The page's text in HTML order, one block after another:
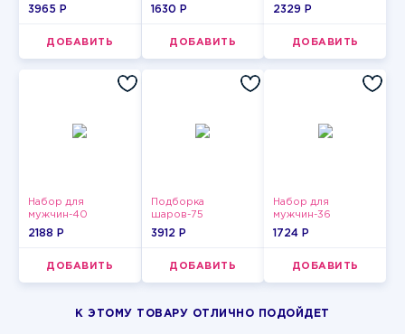
3965 P
ДОБАВИТЬ
1630 P
ДОБАВИТЬ
2329 P
ДОБАВИТЬ
Набор для
мужчин-40
2188 P
ДОБАВИТЬ
Подборка
шаров-75
3912 P
ДОБАВИТЬ
Набор для
мужчин-36
1724 P
ДОБАВИТЬ
К ЭТОМУ ТОВАРУ ОТЛИЧНО ПОДОЙДЕТ